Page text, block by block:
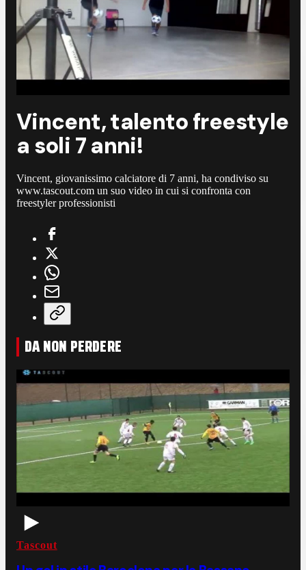
Vincent, talento freestyle
a soli 7 anni!
Vincent, giovanissimo calciatore di 7 anni, ha condiviso su
www.tascout.com un suo video in cui si confronta con
freestyler professionisti
DA NON PERDERE
Tascout